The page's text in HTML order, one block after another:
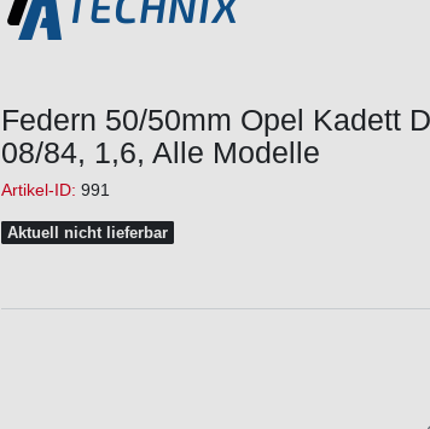
Federn 50/50mm Opel Kadett
08/84, 1,6, Alle Modelle
Artikel-ID: 991
Aktuell nicht lieferbar